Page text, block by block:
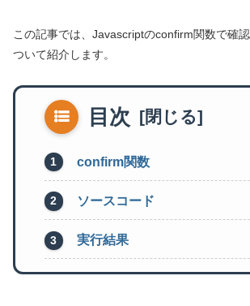
この記事では、Javascriptのconfirm関数で確
ついて紹介します。
目次
confirm関数
ソースコード
実行結果